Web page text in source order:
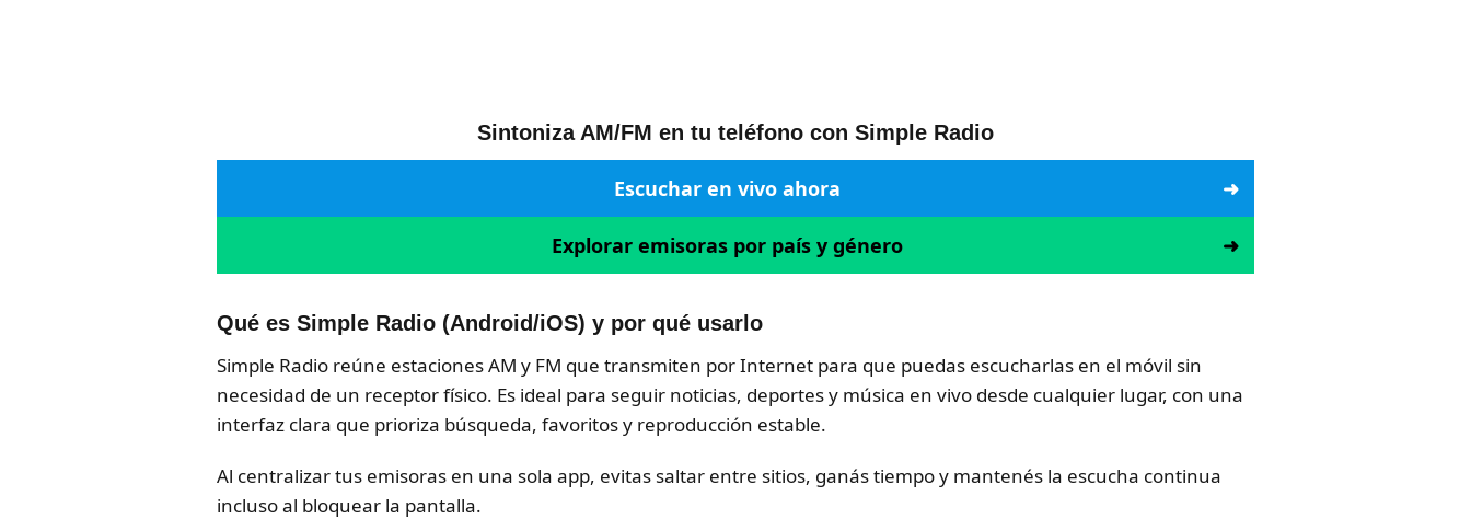
Sintoniza AM/FM en tu teléfono con Simple Radio
Escuchar en vivo ahora
Explorar emisoras por país y género
Qué es Simple Radio (Android/iOS) y por qué usarlo
Simple Radio reúne estaciones AM y FM que transmiten por Internet para que puedas escucharlas en el móvil sin
necesidad de un receptor físico. Es ideal para seguir noticias, deportes y música en vivo desde cualquier lugar, con una
interfaz clara que prioriza búsqueda, favoritos y reproducción estable.
Al centralizar tus emisoras en una sola app, evitas saltar entre sitios, ganás tiempo y mantenés la escucha continua
incluso al bloquear la pantalla.